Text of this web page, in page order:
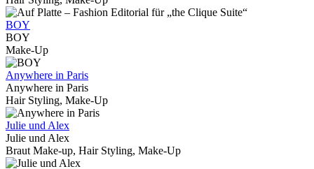
BOY
BOY
Make-Up
Anywhere in Paris
Anywhere in Paris
Hair Styling, Make-Up
Julie und Alex
Julie und Alex
Braut Make-up, Hair Styling, Make-Up